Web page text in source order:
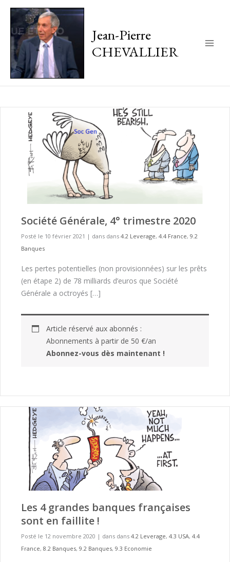
Jean-Pierre
CHEVALLIER
Société Générale, 4° trimestre 2020
Posté le 10 février 2021 | dans dans 4.2 Leverage, 4.4 France, 9.2
Banques
Les pertes potentielles (non provisionnées) sur les prêts
(en étape 2) de 78 milliards d’euros que Société
Générale a octroyés […]
Article réservé aux abonnés :
Abonnements à partir de 50 €/an
Abonnez-vous dès maintenant !
Les 4 grandes banques françaises
sont en faillite !
Posté le 12 novembre 2020 | dans dans 4.2 Leverage, 4.3 USA, 4.4
France, 8.2 Banques, 9.2 Banques, 9.3 Economie